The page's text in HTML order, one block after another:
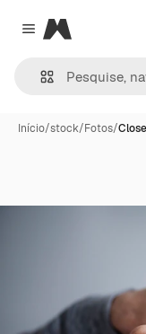
Close menu
Magnific
Início/stock/Fotos/